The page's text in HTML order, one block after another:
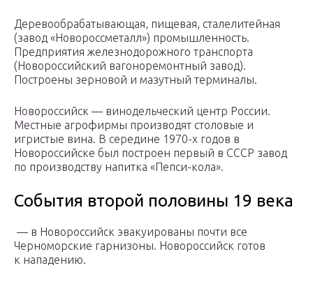
Деревообрабатывающая, пищевая, сталелитейная
(завод «Новороссметалл») промышленность.
Предприятия железнодорожного транспорта
(Новороссийский вагоноремонтный завод).
Построены зерновой и мазутный терминалы.
Новороссийск — винодельческий центр России.
Местные агрофирмы производят столовые и
игристые вина. В середине 1970-х годов в
Новороссийске был построен первый в СССР завод
по производству напитка «Пепси-кола».
События второй половины 19 века
— в Новороссийск эвакуированы почти все
Черноморские гарнизоны. Новороссийск готов
к нападению.